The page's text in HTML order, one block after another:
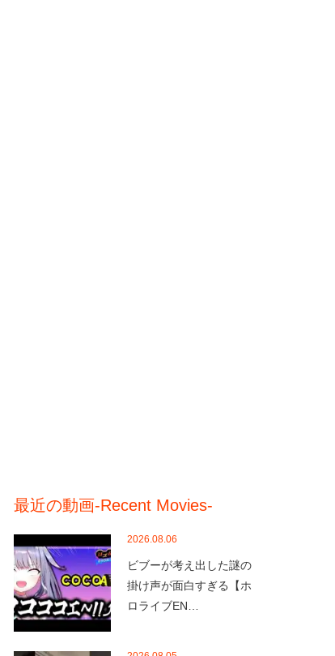
最近の動画-Recent Movies-
2026.08.06
ビブーが考え出した謎の
掛け声が面白すぎる【ホ
ロライブEN…